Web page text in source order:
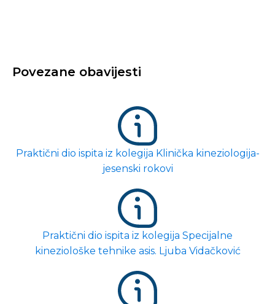
Povezane obavijesti
Praktični dio ispita iz kolegija Klinička kineziologija-
jesenski rokovi
Praktični dio ispita iz kolegija Specijalne
kineziološke tehnike asis. Ljuba Vidačković